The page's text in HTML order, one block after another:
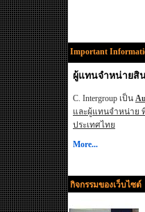
Important
ผู้แทนจำหน่ายสิน
C. Intergroup เป็น
และผู้แทนจำหน่าย
ประเทศไทย
More...
กิจกรรมของเว็บไซต์